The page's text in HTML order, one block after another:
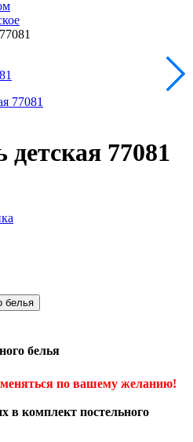
77081
белья
белья
по вашему желанию!
в комплект постельного